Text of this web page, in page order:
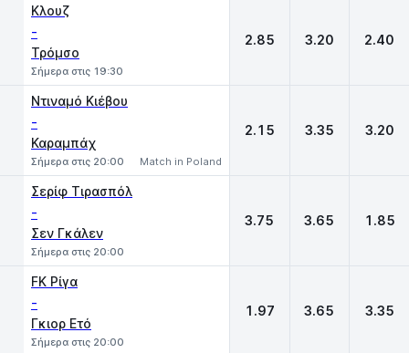
Κλουζ
-
Τρόμσο
Σήμερα στις 19:30
2.85 3.20 2.40
Ντιναμό Κιέβου
-
Καραμπάχ
Σήμερα στις 20:00 Match in Poland
2.15 3.35 3.20
Σερίφ Τιρασπόλ
-
Σεν Γκάλεν
Σήμερα στις 20:00
3.75 3.65 1.85
FK Ρίγα
-
Γκιορ Ετό
Σήμερα στις 20:00
1.97 3.65 3.35